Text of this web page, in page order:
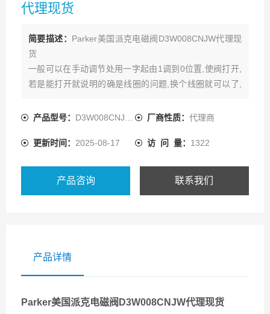
代理现货
简要描述： Parker美国派克电磁阀D3W008CNJW代理现
货
一般可以在手动调节处用一字起由1调到0位置,使阀打开,
若是能打开就说明的确是线圈的问题,换个线圈就可以了,
清洗正确应该用CCL4,
产品型号： D3W008CNJW42 厂商性质： 代理商
更新时间： 2025-08-17 访 问 量： 1322
产品咨询 联系我们
产品详情
Parker美国派克电磁阀D3W008CNJW代理现货